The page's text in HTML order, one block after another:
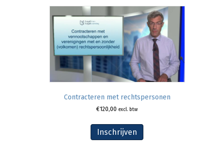
Contracteren met rechtspersonen
€120,00 excl. btw
Inschrijven